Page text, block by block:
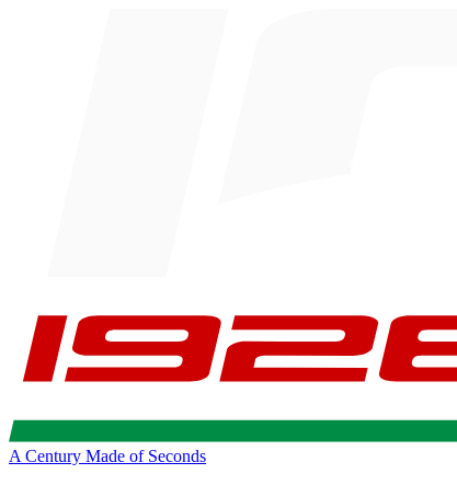
A Century Made of Seconds